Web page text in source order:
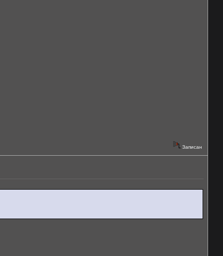
Записан